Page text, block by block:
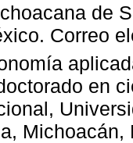
de
Correo
en
Michoacán,